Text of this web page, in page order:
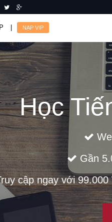
NẠP VIP
Học
Gần
cập ngay với 99.000